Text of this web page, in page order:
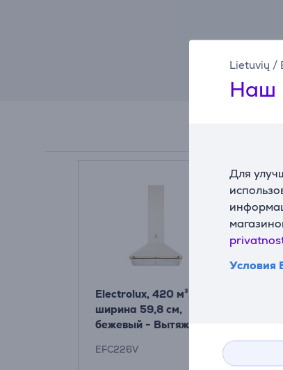
Lietuvių /
Наш
Для
Условия
Electrolux, 420 м³/ч,
ширина 59,8 см,
бежевый - Вытяжка
EFC226V